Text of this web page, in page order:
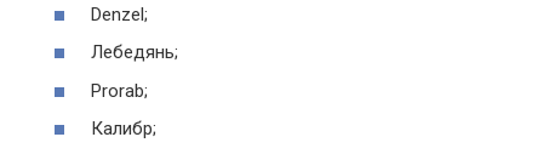
Denzel;
Лебедянь;
Prorab;
Калибр;